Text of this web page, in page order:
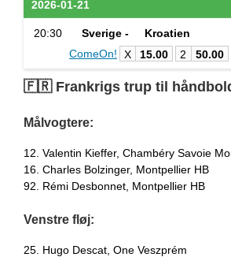
2026-01-21
20:30 Sverige -
Kroatien
ComeOn!
X 15.00 2 50.00
🇫🇷 Frankrigs trup til
Målvogtere:
12. Valentin Kieffer, Chambéry Savoie
16. Charles Bolzinger, Montpellier HB
92. Rémi Desbonnet, Montpellier HB
Venstre fløj:
25. Hugo Descat, One Veszprém